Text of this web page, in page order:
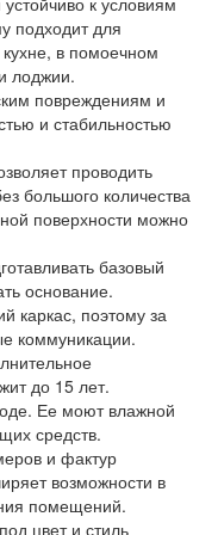
подходит для
в помоечном
лоджии.
повреждениям и
и стабильностью
проводить
большого количества
поверхности можно
базовый
основание.
каркас, поэтому за
коммуникации.
до 15 лет.
Ее моют влажной
средств.
и фактур
возможности в
помещений.
цвет и стиль